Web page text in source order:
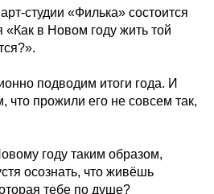
студии «Филька» состоится
«Как в Новом году жить той
подводим итоги года. И
что прожили его не совсем так,
году таким образом,
осознать, что живёшь
тебе по душе?